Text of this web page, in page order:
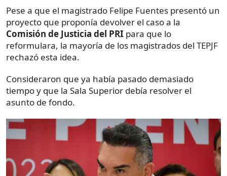
Pese a que el magistrado Felipe Fuentes presentó un
proyecto que proponía devolver el caso a la
Comisión de Justicia del PRI para que lo
reformulara, la mayoría de los magistrados del TEPJF
rechazó esta idea.
Consideraron que ya había pasado demasiado
tiempo y que la Sala Superior debía resolver el
asunto de fondo.